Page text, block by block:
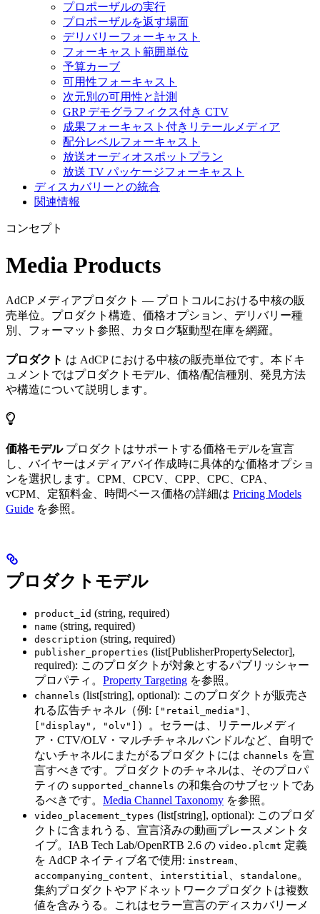
プロポーザルの実行
プロポーザルを返す場面
デリバリーフォーキャスト
フォーキャスト範囲単位
予算カーブ
可用性フォーキャスト
次元別の可用性と計測
GRP デモグラフィクス付き CTV
成果フォーキャスト付きリテールメディア
配分レベルフォーキャスト
放送オーディオスポットプラン
放送 TV パッケージフォーキャスト
ディスカバリーとの統合
関連情報
コンセプト
Media Products
AdCP メディアプロダクト — プロトコルにおける中核の販
売単位。プロダクト構造、価格オプション、デリバリー種
別、フォーマット参照、カタログ駆動型在庫を網羅。
プロダクト は AdCP における中核の販売単位です。本ドキ
ュメントではプロダクトモデル、価格/配信種別、発見方法
や構造について説明します。
価格モデルプロダクトはサポートする価格モデルを宣言
し、バイヤーはメディアバイ作成時に具体的な価格オプショ
ンを選択します。CPM、CPCV、CPP、CPC、CPA、
vCPM、定額料金、時間ベース価格の詳細は Pricing Models
Guide を参照。
プロダクトモデル
product_id (string, required)
name (string, required)
description (string, required)
publisher_properties (list[PublisherPropertySelector],
required): このプロダクトが対象とするパブリッシャー
プロパティ。 Property Targeting を参照。
channels (list[string], optional): このプロダクトが販売さ
れる広告チャネル（例:
["retail_media"]
["display", "olv"]
）。セラーは、リテールメディ
ア・CTV/OLV・マルチチャネルバンドルなど、自明で
ないチャネルにまたがるプロダクトには channels を宣
言すべきです。プロダクトのチャネルは、そのプロパ
ティの supported_channels の和集合のサブセットであ
るべきです。 Media Channel Taxonomy を参照。
video_placement_types (list[string], optional): このプロダ
クトに含まれうる、宣言済みの動画プレースメントタ
イプ。IAB Tech Lab/OpenRTB 2.6 の video.plcmt 定義
を AdCP ネイティブ名で使用: instream
accompanying_content interstitial standalone 。
集約プロダクトやアドネットワークプロダクトは複数
値を含みうる。これはセラー宣言のディスカバリーメ